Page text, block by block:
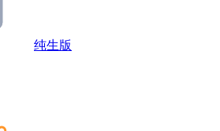
纯生版